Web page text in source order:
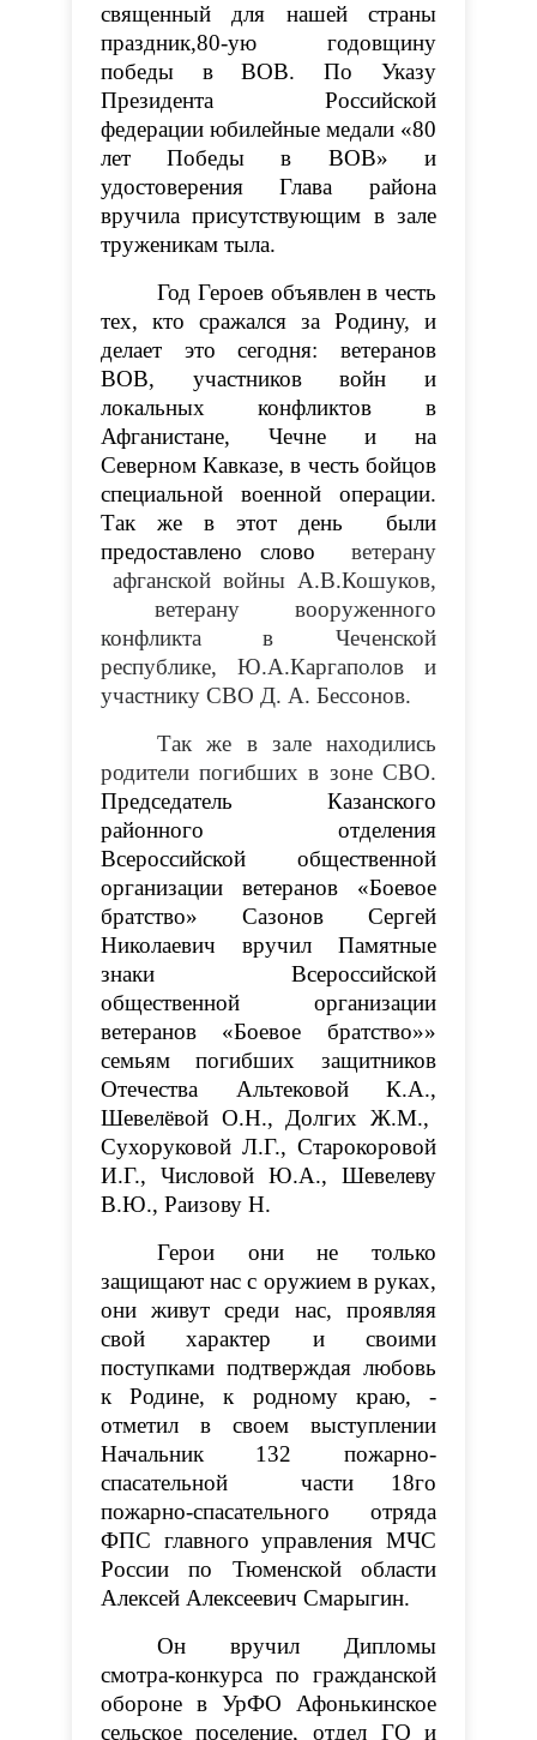
священный для нашей страны
праздник,80-ую годовщину
победы в ВОВ. По Указу
Президента Российской
федерации юбилейные медали «80
лет Победы в ВОВ» и
удостоверения Глава района
вручила присутствующим в зале
труженикам тыла.
Год Героев объявлен в честь
тех, кто сражался за Родину, и
делает это сегодня: ветеранов
ВОВ, участников войн и
локальных конфликтов в
Афганистане, Чечне и на
Северном Кавказе, в честь бойцов
специальной военной операции.
Так же в этот день были
предоставлено слововетерану
афганской войны А.В.Кошуков,
ветерану вооруженного
конфликта в Чеченской
республике, Ю.А.Каргаполов и
участнику СВО Д. А. Бессонов.
Так же в зале находились
родители погибших в зоне СВО.
Председатель Казанского
районного отделения
Всероссийской общественной
организации ветеранов «Боевое
братство» Сазонов Сергей
Николаевич вручил Памятные
знаки Всероссийской
общественной организации
ветеранов «Боевое братство»»
семьям погибших защитников
Отечества
Альтековой К.А.,
Шевелёвой О.Н., Долгих Ж.М.,
Сухоруковой Л.Г., Старокоровой
И.Г., Числовой Ю.А., Шевелеву
В.Ю., Раизову Н.
Герои они не только
защищают нас с оружием в руках,
они живут среди нас, проявляя
свой характер и своими
поступками подтверждая любовь
к Родине, к родному краю, -
отметил в своем выступлении
Начальник 132 пожарно-
спасательной части 18го
пожарно-спасательного отряда
ФПС главного управления МЧС
России по Тюменской области
Алексей Алексеевич Смарыгин.
Он вручил Дипломы
смотра-конкурса по гражданской
обороне в УрФО Афонькинское
сельское поселение, отдел ГО и